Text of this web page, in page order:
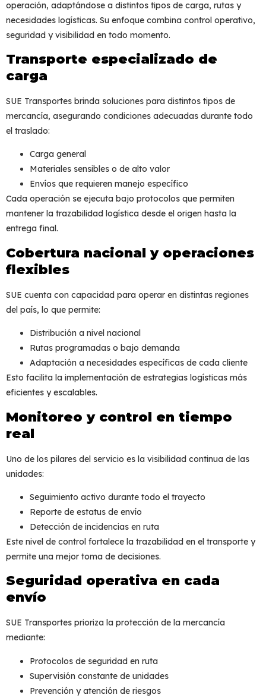
operación, adaptándose a distintos tipos de carga, rutas y
necesidades logísticas. Su enfoque combina control operativo,
seguridad y visibilidad en todo momento.
Transporte especializado de
carga
SUE Transportes brinda soluciones para distintos tipos de
mercancía, asegurando condiciones adecuadas durante todo
el traslado:
Carga general
Materiales sensibles o de alto valor
Envíos que requieren manejo específico
Cada operación se ejecuta bajo protocolos que permiten
mantener la trazabilidad logística desde el origen hasta la
entrega final.
Cobertura nacional y operaciones
flexibles
SUE cuenta con capacidad para operar en distintas regiones
del país, lo que permite:
Distribución a nivel nacional
Rutas programadas o bajo demanda
Adaptación a necesidades específicas de cada cliente
Esto facilita la implementación de estrategias logísticas más
eficientes y escalables.
Monitoreo y control en tiempo
real
Uno de los pilares del servicio es la visibilidad continua de las
unidades:
Seguimiento activo durante todo el trayecto
Reporte de estatus de envío
Detección de incidencias en ruta
Este nivel de control fortalece la trazabilidad en el transporte y
permite una mejor toma de decisiones.
Seguridad operativa en cada
envío
SUE Transportes prioriza la protección de la mercancía
mediante:
Protocolos de seguridad en ruta
Supervisión constante de unidades
Prevención y atención de riesgos